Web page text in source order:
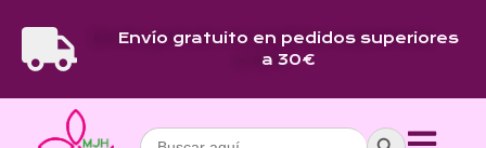
Envío gratuito en pedidos superiores
a 30€
Buscar: Botón de